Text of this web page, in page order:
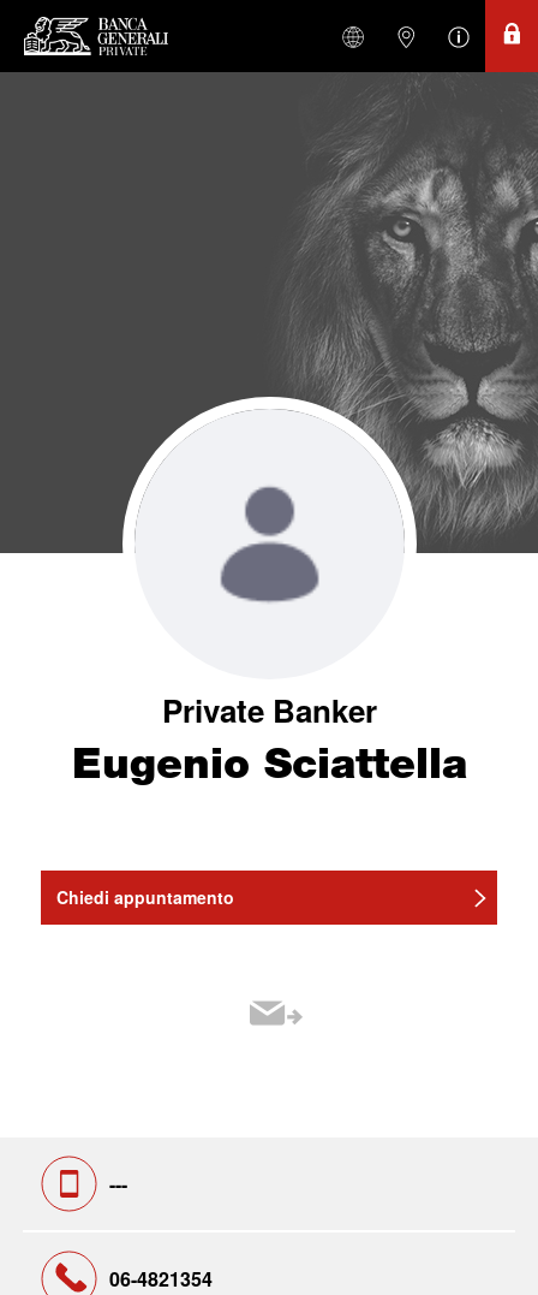
Private Banker
Eugenio Sciattella
Chiedi appuntamento
---
06-4821354